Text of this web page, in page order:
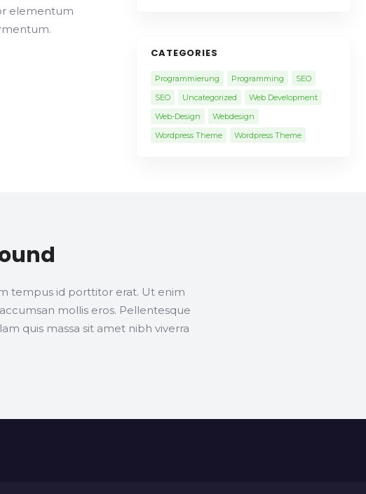
elementum
CATEGORIES
Programmierung Programming
SEO
SEO
Uncategorized
Web Development
Web-Design
Webdesign
Wordpress Theme
Wordpress Theme
tempus id porttitor erat. Ut enim
mollis eros. Pellentesque
quis massa sit amet nibh viverra